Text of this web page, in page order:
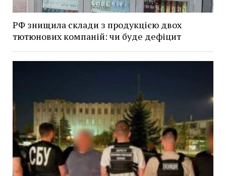
РФ знищила склади з продукцією двох
тютюнових компаній: чи буде дефіцит